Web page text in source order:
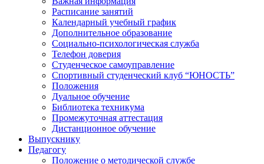
Расписание занятий
Календарный учебный график
Дополнительное образование
Социально-психологическая служба
Телефон доверия
Студенческое самоуправление
Спортивный студенческий клуб “ЮНОСТЬ”
Положения
Дуальное обучение
Библиотека техникума
Промежуточная аттестация
Дистанционное обучение
Выпускнику
Педагогу
Положение о методической службе